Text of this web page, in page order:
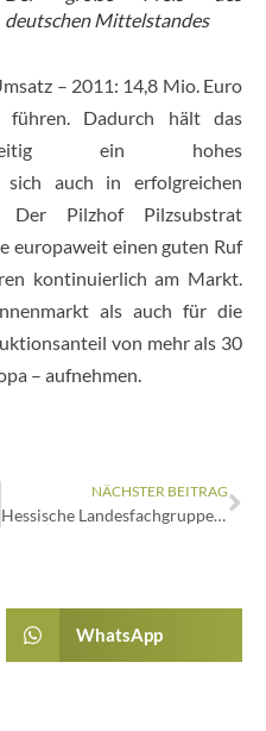
deutschen Mittelstandes
– 2011: 14,8 Mio. Euro
führen. Dadurch hält das
ein hohes
sich auch in erfolgreichen
Der Pilzhof Pilzsubstrat
europaweit einen guten Ruf
kontinuierlich am Markt.
als auch für die
von mehr als 30
– aufnehmen.
NÄCHSTER BEITRAG
Hessische Landesfachgruppe für Pilzanbau:
WhatsApp